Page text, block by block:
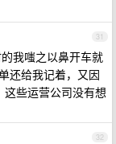
31
我嗤之以鼻开车就
还给我记着，又因
些运营公司没有想
32